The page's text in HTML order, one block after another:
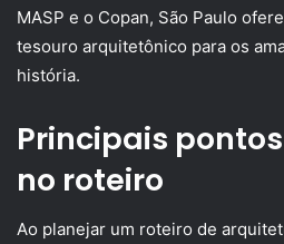
MASP e o Copan, São Paulo
tesouro arquitetônico para os
história.
Principais
no roteiro
Ao planejar um roteiro de